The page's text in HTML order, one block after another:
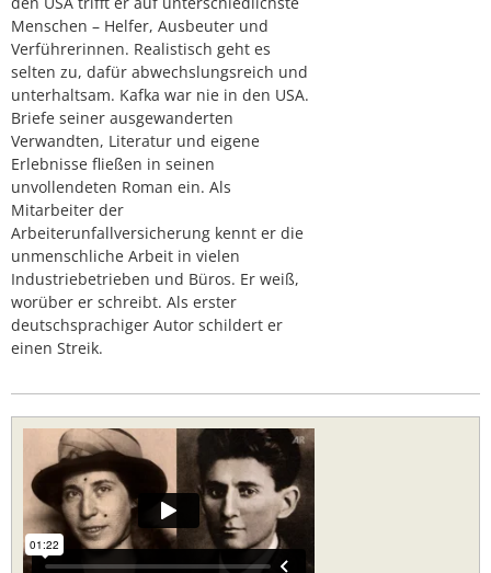
Menschen – Helfer, Ausbeuter und
Verführerinnen. Realistisch geht es
selten zu, dafür abwechslungsreich und
unterhaltsam. Kafka war nie in den USA.
Briefe seiner ausgewanderten
Verwandten, Literatur und eigene
Erlebnisse fließen in seinen
unvollendeten Roman ein. Als
Mitarbeiter der
Arbeiterunfallversicherung kennt er die
unmenschliche Arbeit in vielen
Industriebetrieben und Büros. Er weiß,
worüber er schreibt. Als erster
deutschsprachiger Autor schildert er
einen Streik.